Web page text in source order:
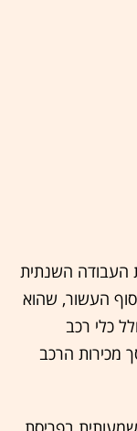
העבודה השנתית
העשור, שהוא
כלי רכב
מכירות הרכב